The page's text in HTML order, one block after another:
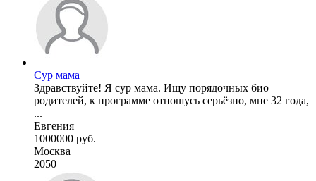
Сур мама
Здравствуйте! Я сур мама. Ищу порядочных био
родителей, к программе отношусь серьёзно, мне 32 года,
...
Евгения
1000000 руб.
Москва
2050